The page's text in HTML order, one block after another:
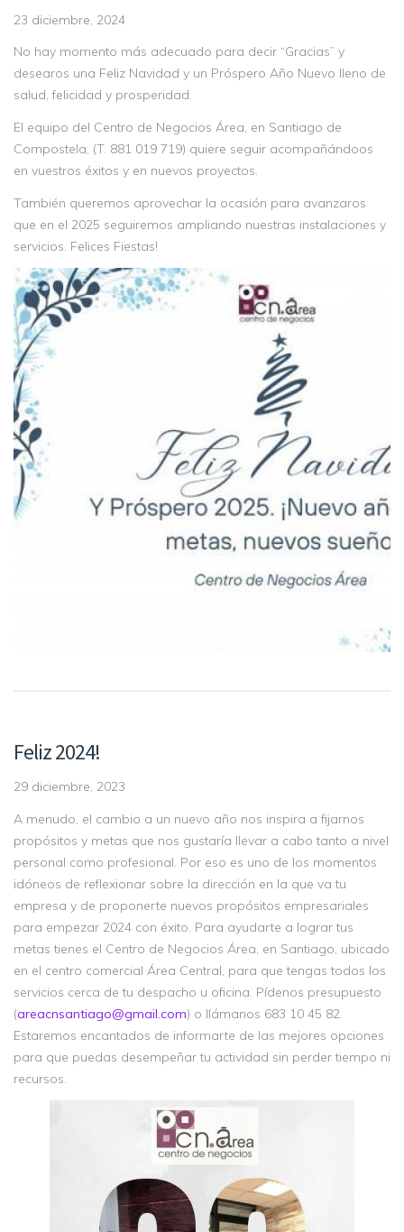
23 diciembre, 2024
No hay momento más adecuado para decir “Gracias” y
desearos una Feliz Navidad y un Próspero Año Nuevo lleno de
salud, felicidad y prosperidad.
El equipo del Centro de Negocios Área, en Santiago de
Compostela, (T. 881 019 719) quiere seguir acompañándoos
en vuestros éxitos y en nuevos proyectos.
También queremos aprovechar la ocasión para avanzaros
que en el 2025 seguiremos ampliando nuestras instalaciones y
servicios. Felices Fiestas!
Feliz 2024!
29 diciembre, 2023
A menudo, el cambio a un nuevo año nos inspira a fijarnos
propósitos y metas que nos gustaría llevar a cabo tanto a nivel
personal como profesional. Por eso es uno de los momentos
idóneos de reflexionar sobre la dirección en la que va tu
empresa y de proponerte nuevos propósitos empresariales
para empezar 2024 con éxito. Para ayudarte a lograr tus
metas tienes el Centro de Negocios Área, en Santiago, ubicado
en el centro comercial Área Central, para que tengas todos los
servicios cerca de tu despacho u oficina. Pídenos presupuesto
(areacnsantiago@gmail.com) o llámanos 683 10 45 82.
Estaremos encantados de informarte de las mejores opciones
para que puedas desempeñar tu actividad sin perder tiempo ni
recursos.